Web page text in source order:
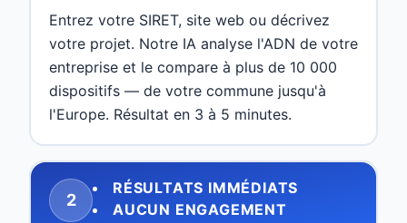
Entrez votre SIRET, site web ou décrivez
votre projet. Notre IA analyse l'ADN de votre
entreprise et le compare à plus de 10 000
dispositifs — de votre commune jusqu'à
l'Europe. Résultat en 3 à 5 minutes.
2
RÉSULTATS IMMÉDIATS
AUCUN ENGAGEMENT